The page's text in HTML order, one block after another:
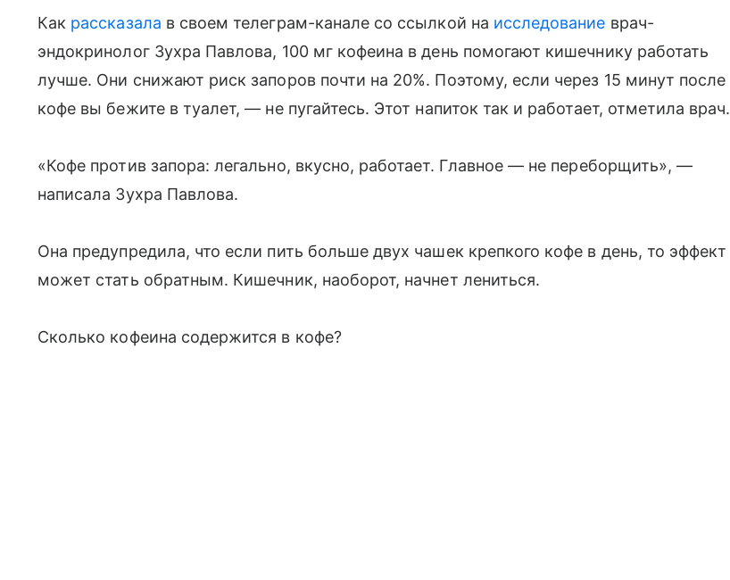
Как рассказала в своем телеграм-канале со ссылкой на исследование врач-
эндокринолог Зухра Павлова, 100 мг кофеина в день помогают кишечнику работать
лучше. Они снижают риск запоров почти на 20%. Поэтому, если через 15 минут после
кофе вы бежите в туалет, — не пугайтесь. Этот напиток так и работает, отметила врач.
«Кофе против запора: легально, вкусно, работает. Главное — не переборщить», —
написала Зухра Павлова.
Она предупредила, что если пить больше двух чашек крепкого кофе в день, то эффект
может стать обратным. Кишечник, наоборот, начнет лениться.
Сколько кофеина содержится в кофе?